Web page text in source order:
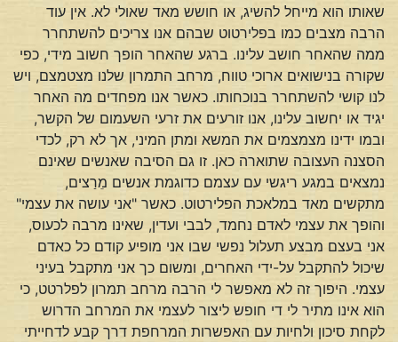
שאותו הוא מייחל להשיג, או חושש מאד שאולי לא. אין עוד
הרבה מצבים כמו בפלירטוט שבהם אנו צריכים להשתחרר
ממה שהאחר חושב עלינו. ברגע שהאחר הופך חשוב מידי, כפי
שקורה בנישואים ארוכי טווח, מרחב התמרון שלנו מצטמצם, ויש
לנו קושי להשתחרר בנוכחותו. כאשר אנו מפחדים מה האחר
יגיד או יחשוב עלינו, אנו זורעים את זרעי השעמום של הקשר,
ובמו ידינו מצמצמים את המשא ומתן המיני, אך לא רק, לכדי
הסצנה העצובה שתוארה כאן. זו גם הסיבה שאנשים שאינם
נמצאים במגע ריגשי עם עצמם כדוגמת אנשים מֵרַצים,
מתקשים מאד במלאכת הפלירטוט. כאשר "אני עושה את עצמי"
והופך את עצמי לאדם נחמד, לבבי ועדין, שאינו מרבה לכעוס,
אני בעצם מבצע תעלול נפשי שבו אני מופיע קודם כל כאדם
שיכול להתקבל על-ידי האחרים, ומשום כך אני מתקבל בעיני
עצמי. היפוך זה לא מאפשר לי הרבה מרחב תמרון לפלרטט, כי
הוא אינו מתיר לי די חופש ליצור לעצמי את המרחב הדרוש
לקחת סיכון ולחיות עם האפשרות המרחפת דרך קבע לדחייתי